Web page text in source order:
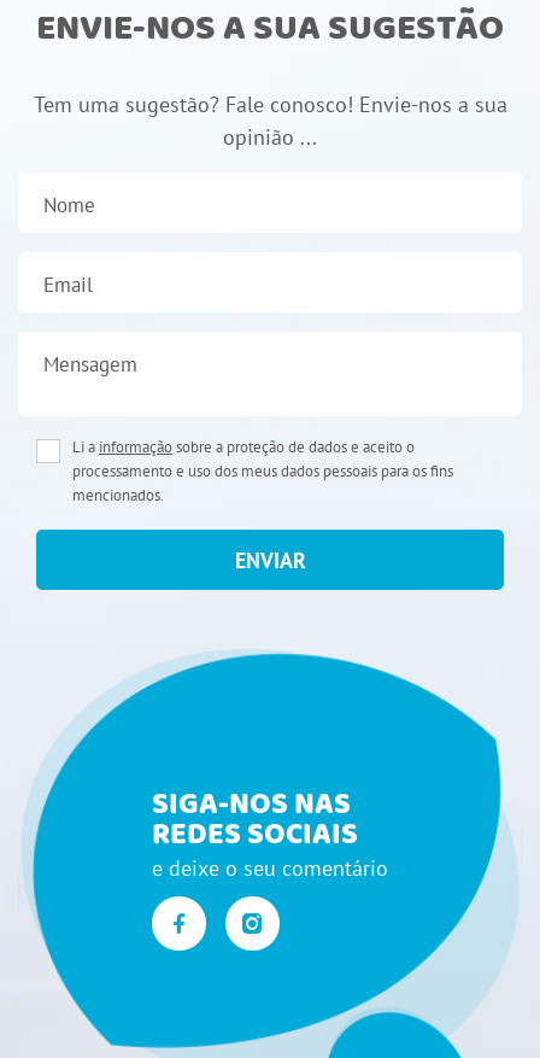
ENVIE-NOS A SUA SUGESTÃO
Tem uma sugestão? Fale conosco! Envie-nos a sua
opinião ...
Nome
Email
Mensagem
Li a informaçãosobre a proteção de dados e aceito o
processamento e uso dos meus dados pessoais para os fins
mencionados.
ENVIAR
SIGA-NOS NAS
REDES SOCIAIS
e deixe o seu comentário